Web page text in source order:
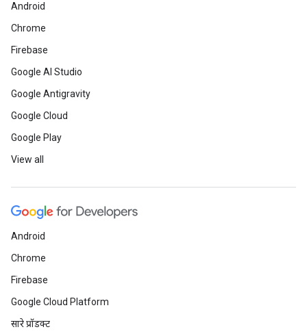
Android
Chrome
Firebase
Google AI Studio
Google Antigravity
Google Cloud
Google Play
View all
Android
Chrome
Firebase
Google Cloud Platform
सारे प्रॉडक्ट